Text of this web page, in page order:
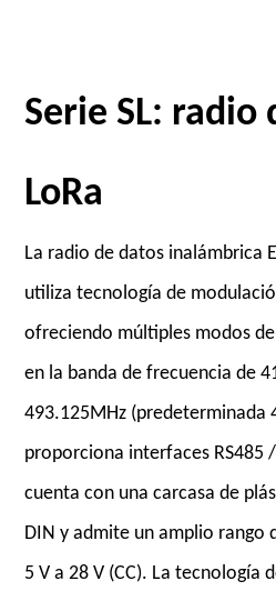
Serie SL: radio
LoRa
La radio de datos inalámbrica
utiliza tecnología de
ofreciendo múltiples modos
en la banda de frecuencia de
493.125MHz (predeterminada
proporciona interfaces RS485
cuenta con una carcasa de
DIN y admite un amplio rango
5 V a 28 V (CC). La tecnología